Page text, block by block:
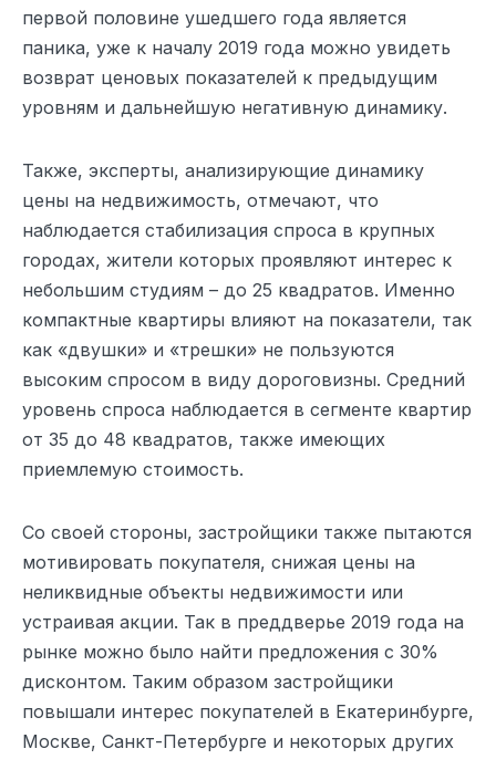
первой половине ушедшего года является
паника, уже к началу 2019 года можно увидеть
возврат ценовых показателей к предыдущим
уровням и дальнейшую негативную динамику.
Также, эксперты, анализирующие динамику
цены на недвижимость, отмечают, что
наблюдается стабилизация спроса в крупных
городах, жители которых проявляют интерес к
небольшим студиям – до 25 квадратов. Именно
компактные квартиры влияют на показатели, так
как «двушки» и «трешки» не пользуются
высоким спросом в виду дороговизны. Средний
уровень спроса наблюдается в сегменте квартир
от 35 до 48 квадратов, также имеющих
приемлемую стоимость.
Со своей стороны, застройщики также пытаются
мотивировать покупателя, снижая цены на
неликвидные объекты недвижимости или
устраивая акции. Так в преддверье 2019 года на
рынке можно было найти предложения с 30%
дисконтом. Таким образом застройщики
повышали интерес покупателей в Екатеринбурге,
Москве, Санкт-Петербурге и некоторых других